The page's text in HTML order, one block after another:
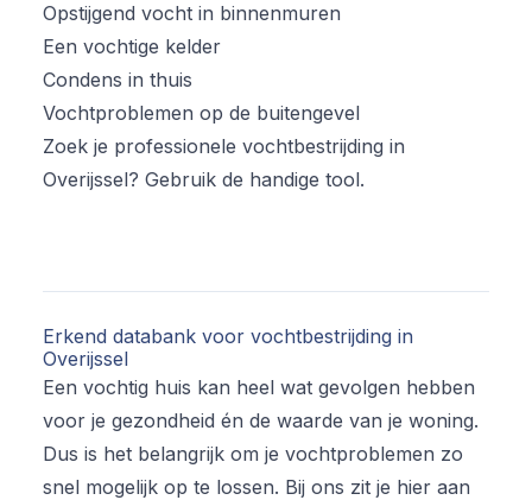
Opstijgend vocht in binnenmuren
Een vochtige kelder
Condens in thuis
Vochtproblemen op de buitengevel
Zoek je professionele vochtbestrijding in
Overijssel? Gebruik de handige tool.
Erkend databank voor vochtbestrijding in
Overijssel
Een vochtig huis kan heel wat gevolgen hebben
voor je gezondheid én de waarde van je woning.
Dus is het belangrijk om je vochtproblemen zo
snel mogelijk op te lossen. Bij ons zit je hier aan